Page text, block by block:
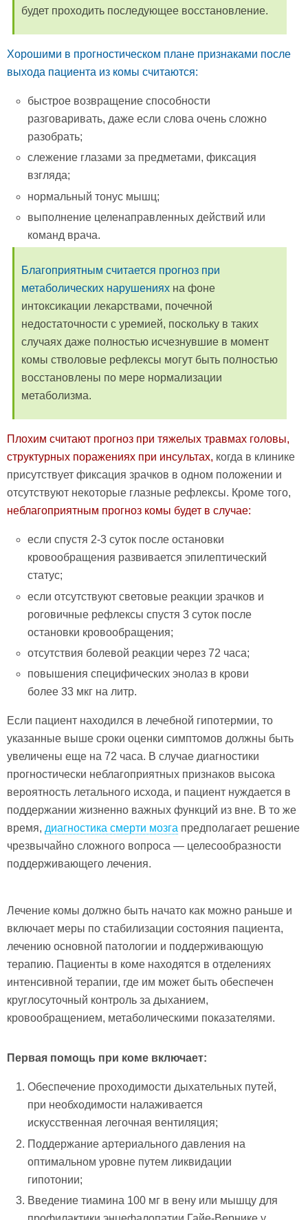
будет проходить последующее восстановление.
Хорошими в прогностическом плане признаками после
выхода пациента из комы считаются:
быстрое возвращение способности
разговаривать, даже если слова очень сложно
разобрать;
слежение глазами за предметами, фиксация
взгляда;
нормальный тонус мышц;
выполнение целенаправленных действий или
команд врача.
Благоприятным считается прогноз при
метаболических нарушениях на фоне
интоксикации лекарствами, почечной
недостаточности с уремией, поскольку в таких
случаях даже полностью исчезнувшие в момент
комы стволовые рефлексы могут быть полностью
восстановлены по мере нормализации
метаболизма.
Плохим считают прогноз при тяжелых травмах головы,
структурных поражениях при инсультах, когда в клинике
присутствует фиксация зрачков в одном положении и
отсутствуют некоторые глазные рефлексы. Кроме того,
неблагоприятным прогноз комы будет в случае:
если спустя 2-3 суток после остановки
кровообращения развивается эпилептический
статус;
если отсутствуют световые реакции зрачков и
роговичные рефлексы спустя 3 суток после
остановки кровообращения;
отсутствия болевой реакции через 72 часа;
повышения специфических энолаз в крови
более 33 мкг на литр.
Если пациент находился в лечебной гипотермии, то
указанные выше сроки оценки симптомов должны быть
увеличены еще на 72 часа. В случае диагностики
прогностически неблагоприятных признаков высока
вероятность летального исхода, и пациент нуждается в
поддержании жизненно важных функций из вне. В то же
время, диагностика смерти мозга предполагает решение
чрезвычайно сложного вопроса — целесообразности
поддерживающего лечения.
Лечение комы должно быть начато как можно раньше и
включает меры по стабилизации состояния пациента,
лечению основной патологии и поддерживающую
терапию. Пациенты в коме находятся в отделениях
интенсивной терапии, где им может быть обеспечен
круглосуточный контроль за дыханием,
кровообращением, метаболическими показателями.
Первая помощь при коме включает:
Обеспечение проходимости дыхательных путей,
при необходимости налаживается
искусственная легочная вентиляция;
Поддержание артериального давления на
оптимальном уровне путем ликвидации
гипотонии;
Введение тиамина 100 мг в вену или мышцу для